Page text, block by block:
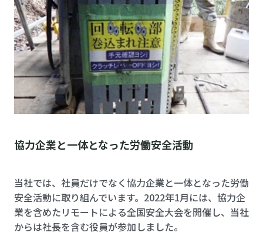
協力企業と一体となった労働安全活動
当社では、社員だけでなく協力企業と一体となった労働
安全活動に取り組んでいます。2022年1月には、協力企
業を含めたリモートによる全国安全大会を開催し、当社
からは社長を含む役員が参加しました。